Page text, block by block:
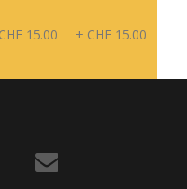
15.00 + CHF 15.00